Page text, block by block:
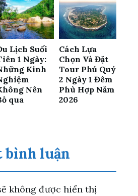
Lịch Suối
1 Ngày:
Kinh
Nên
qua
Cách Lựa
Chọn Và Đặt
Tour Phú Quý
2 Ngày 1 Đêm
Phù Hợp Năm
2026
bình luận
không được hiển thị